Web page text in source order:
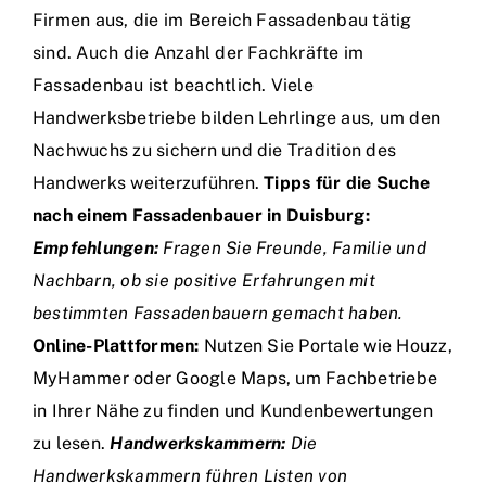
Firmen aus, die im Bereich Fassadenbau tätig
sind. Auch die Anzahl der Fachkräfte im
Fassadenbau ist beachtlich. Viele
Handwerksbetriebe bilden Lehrlinge aus, um den
Nachwuchs zu sichern und die Tradition des
Handwerks weiterzuführen.Tipps für die Suche
nach einem Fassadenbauer in Duisburg:
Empfehlungen: Fragen Sie Freunde, Familie und
Nachbarn, ob sie positive Erfahrungen mit
bestimmten Fassadenbauern gemacht haben.
Online-Plattformen: Nutzen Sie Portale wie Houzz,
MyHammer oder Google Maps, um Fachbetriebe
in Ihrer Nähe zu finden und Kundenbewertungen
zu lesen.Handwerkskammern: Die
Handwerkskammern führen Listen von